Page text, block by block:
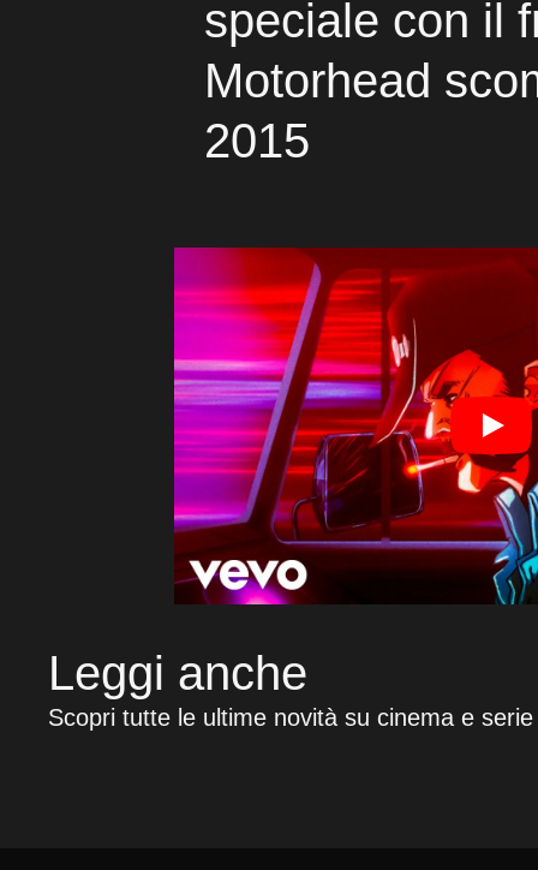
speciale con il
Motorhead
2015
Leggi anche
Scopri tutte le ultime novità su cinema e serie